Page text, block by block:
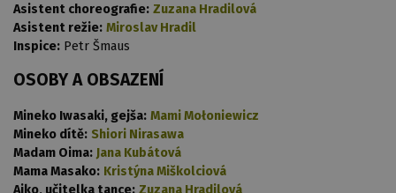
Asistent choreografie: Zuzana Hradilová
Asistent režie: Miroslav Hradil
Inspice: Petr Šmaus
OSOBY A OBSAZENÍ
Mineko Iwasaki, gejša: Mami Mołoniewicz
Mineko dítě: Shiori Nirasawa
Madam Oima: Jana Kubátová
Mama Masako: Kristýna Miškolciová